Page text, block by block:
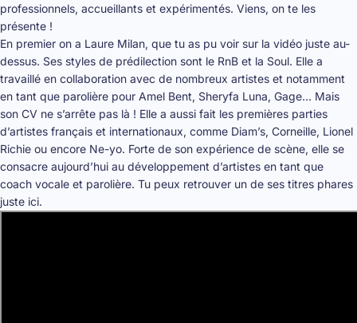
professionnels, accueillants et expérimentés. Viens, on te les
présente !
En premier on a Laure Milan, que tu as pu voir sur la vidéo juste au-
dessus. Ses styles de prédilection sont le RnB et la Soul. Elle a
travaillé en collaboration avec de nombreux artistes et notamment
en tant que parolière pour Amel Bent, Sheryfa Luna, Gage… Mais
son CV ne s’arrête pas là ! Elle a aussi fait les premières parties
d’artistes français et internationaux, comme Diam’s, Corneille, Lionel
Richie ou encore Ne-yo. Forte de son expérience de scène, elle se
consacre aujourd’hui au développement d’artistes en tant que
coach vocale et parolière. Tu peux retrouver un de ses titres phares
juste ici.